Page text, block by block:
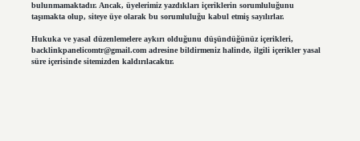
bulunmamaktadır. Ancak, üyelerimiz yazdıkları içeriklerin sorumluluğunu
taşımakta olup, siteye üye olarak bu sorumluluğu kabul etmiş sayılırlar.
Hukuka ve yasal düzenlemelere aykırı olduğunu düşündüğünüz içerikleri,
backlinkpanelicomtr@gmail.comadresine bildirmeniz halinde, ilgili içerikler yasal
süre içerisinde sitemizden kaldırılacaktır.